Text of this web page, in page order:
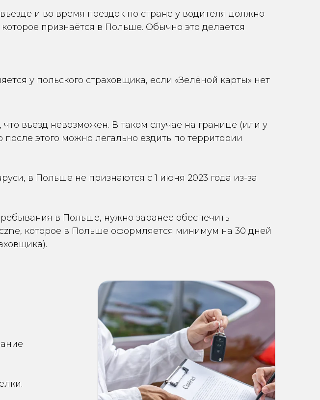
и во время поездок по стране у водителя должно
признаётся в Польше. Обычно это делается
у польского страховщика, если «Зелёной карты» нет
въезд невозможен. В таком случае на границе (или у
этого можно легально ездить по территории
в Польше не признаются с 1 июня 2023 года из-за
в Польше, нужно заранее обеспечить
которое в Польше оформляется минимум на 30 дней